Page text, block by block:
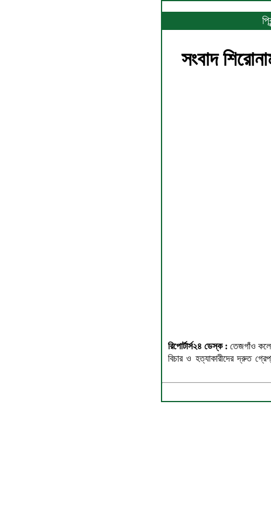
সংবাদ
রিপোর্টার্স২৪ ডেস্ক : তেজগাঁও
বিচার ও হত্যাকারীদের দ্রুত